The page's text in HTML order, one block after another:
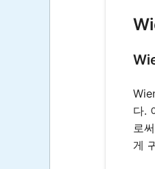
다.
로
게